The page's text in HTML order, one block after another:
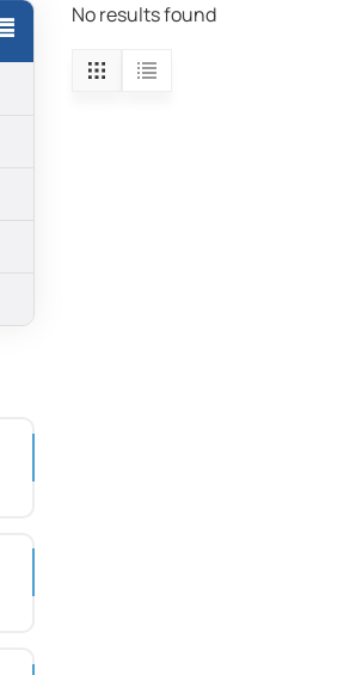
No results found